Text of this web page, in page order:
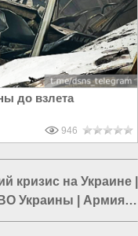
до взлета
946
кризис на Украине
Украины
Армия